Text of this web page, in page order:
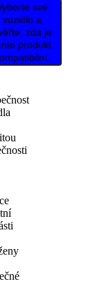
své
vozidlo a
zda je
produkt